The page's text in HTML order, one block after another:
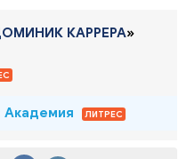
КАРРЕРА»
Академия ЛИТРЕС